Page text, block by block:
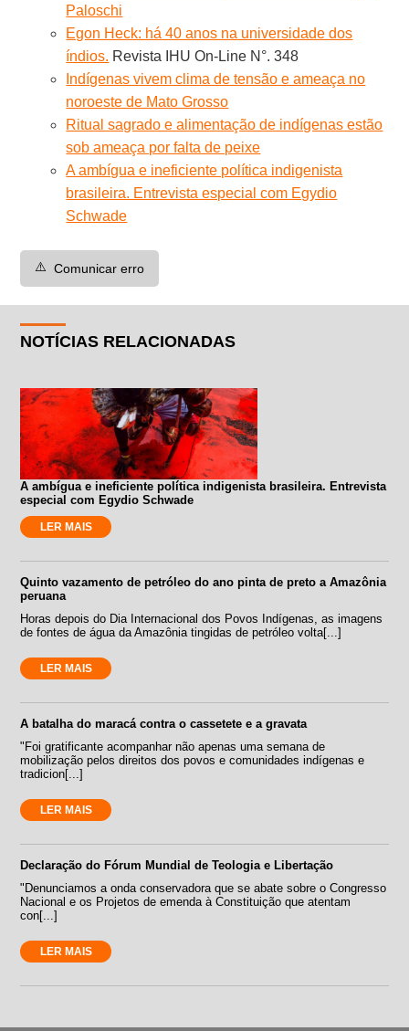
Paloschi
Egon Heck: há 40 anos na universidade dos
índios. Revista IHU On-Line N°. 348
Indígenas vivem clima de tensão e ameaça no
noroeste de Mato Grosso
Ritual sagrado e alimentação de indígenas estão
sob ameaça por falta de peixe
A ambígua e ineficiente política indigenista
brasileira. Entrevista especial com Egydio
Schwade
⚠️ Comunicar erro
NOTÍCIAS RELACIONADAS
A ambígua e ineficiente política indigenista brasileira. Entrevista
especial com Egydio Schwade
LER MAIS
Quinto vazamento de petróleo do ano pinta de preto a Amazônia
peruana
Horas depois do Dia Internacional dos Povos Indígenas, as imagens
de fontes de água da Amazônia tingidas de petróleo volta[...]
LER MAIS
A batalha do maracá contra o cassetete e a gravata
"Foi gratificante acompanhar não apenas uma semana de
mobilização pelos direitos dos povos e comunidades indígenas e
tradicion[...]
LER MAIS
Declaração do Fórum Mundial de Teologia e Libertação
"Denunciamos a onda conservadora que se abate sobre o Congresso
Nacional e os Projetos de emenda à Constituição que atentam
con[...]
LER MAIS